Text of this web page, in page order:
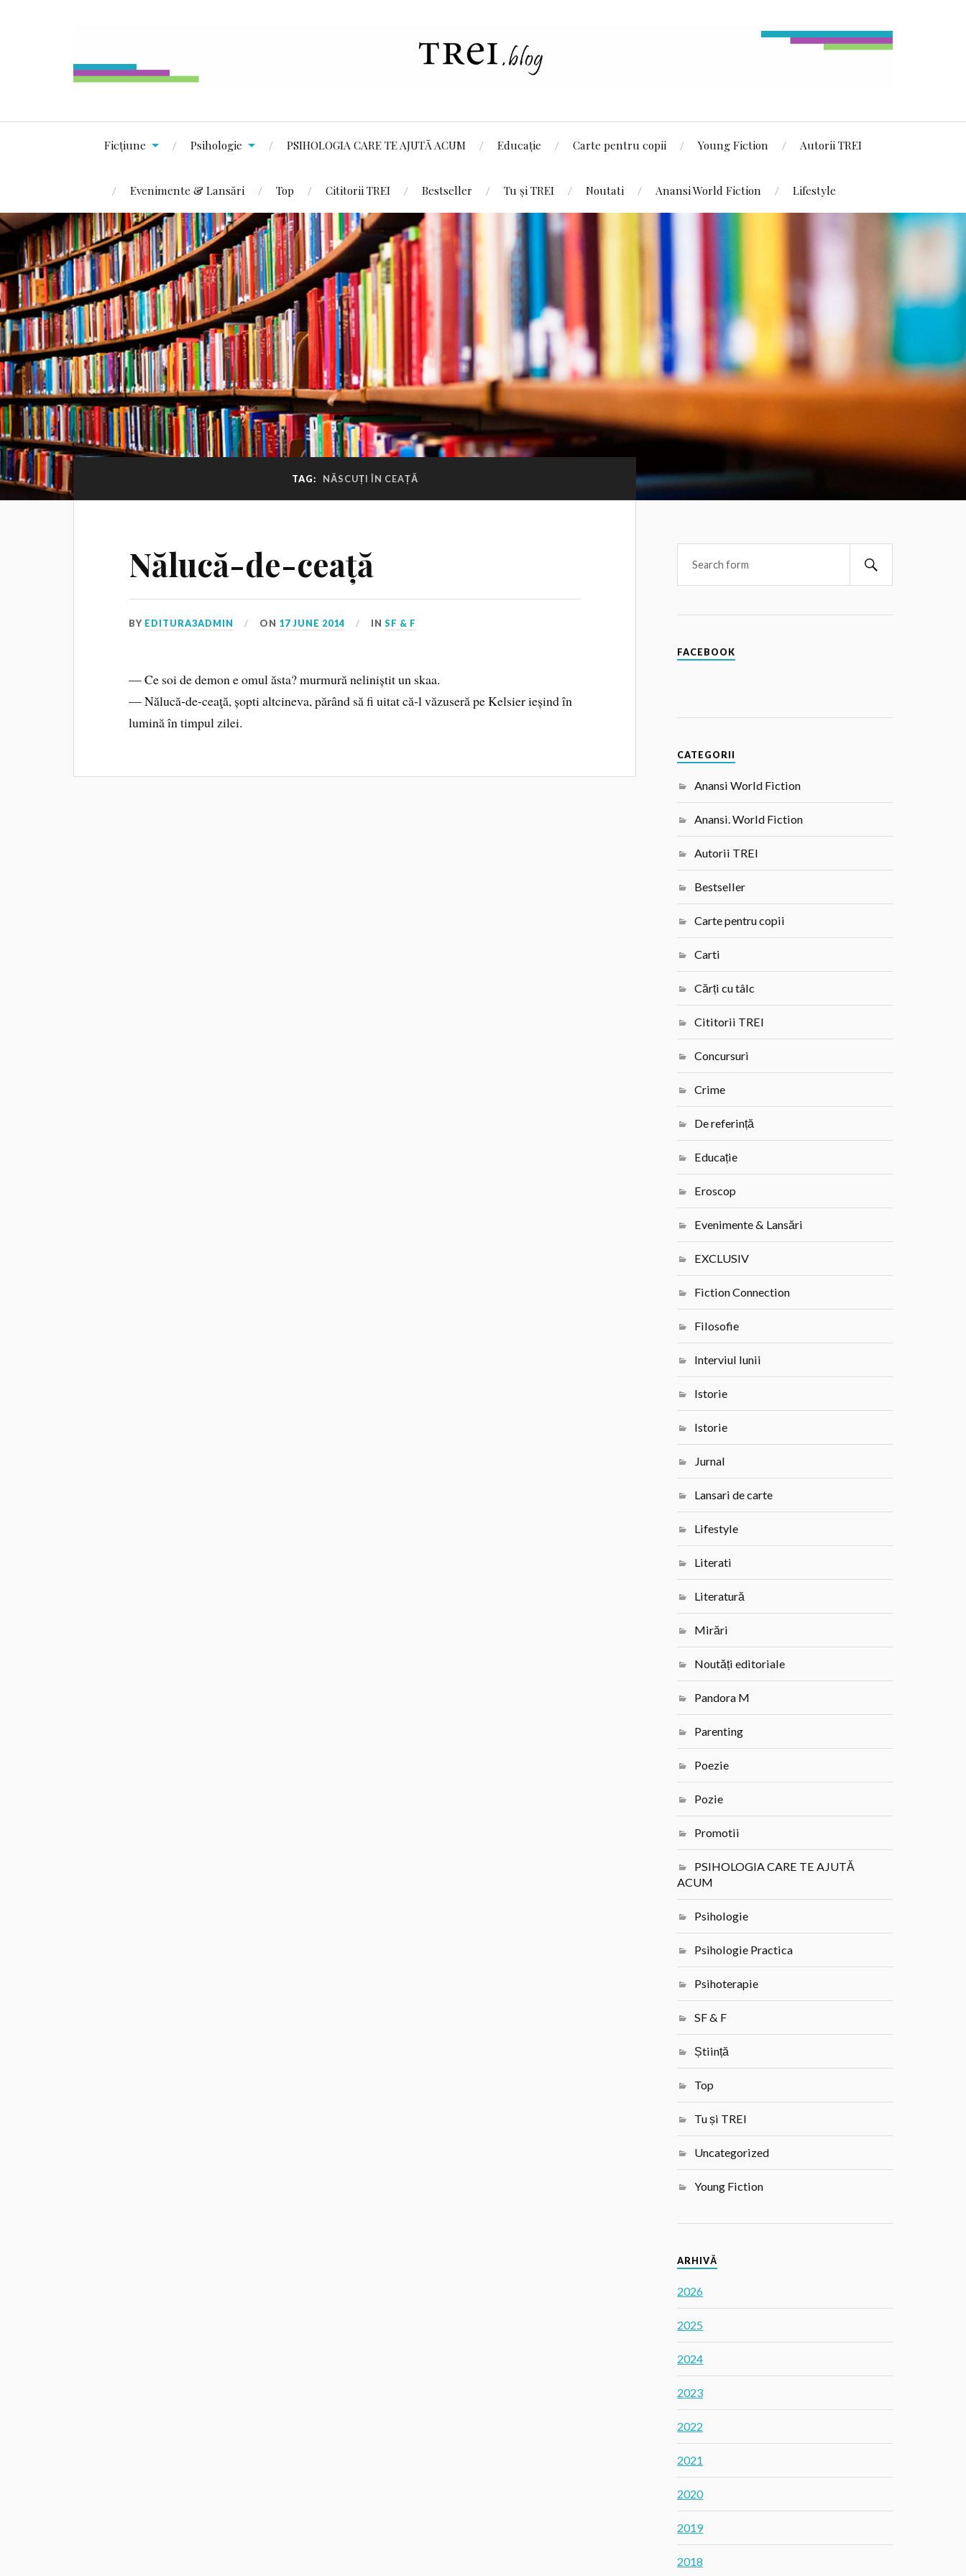
Ficțiune Psihologie PSIHOLOGIA CARE TE AJUTĂ ACUM Educație Carte pentru copii Young Fiction Autorii TREI
Evenimente & Lansări Top Cititorii TREI Bestseller Tu și TREI Noutati Anansi World Fiction Lifestyle
TAG: NĂSCUȚI ÎN CEAȚĂ
Nălucă-de-ceață
BY EDITURA3ADMIN ON 17 JUNE 2014 INSF & F
— Ce soi de demon e omul ăsta? murmură neliniștit un skaa.
— Nălucă-de-ceaţă, șopti altcineva, părând să fi uitat că-l văzuseră pe Kelsier ieșind în
lumină în timpul zilei.
FACEBOOK
CATEGORII
Anansi World Fiction
Anansi. World Fiction
Autorii TREI
Bestseller
Carte pentru copii
Carti
Cărți cu tâlc
Cititorii TREI
Concursuri
Crime
De referință
Educație
Eroscop
Evenimente & Lansări
EXCLUSIV
Fiction Connection
Filosofie
Interviul lunii
Istorie
Istorie
Jurnal
Lansari de carte
Lifestyle
Literati
Literatură
Mirări
Noutăți editoriale
Pandora M
Parenting
Poezie
Pozie
Promotii
PSIHOLOGIA CARE TE AJUTĂ
ACUM
Psihologie
Psihologie Practica
Psihoterapie
SF & F
Știință
Top
Tu și TREI
Uncategorized
Young Fiction
ARHIVĂ
2026
2025
2024
2023
2022
2021
2020
2019
2018